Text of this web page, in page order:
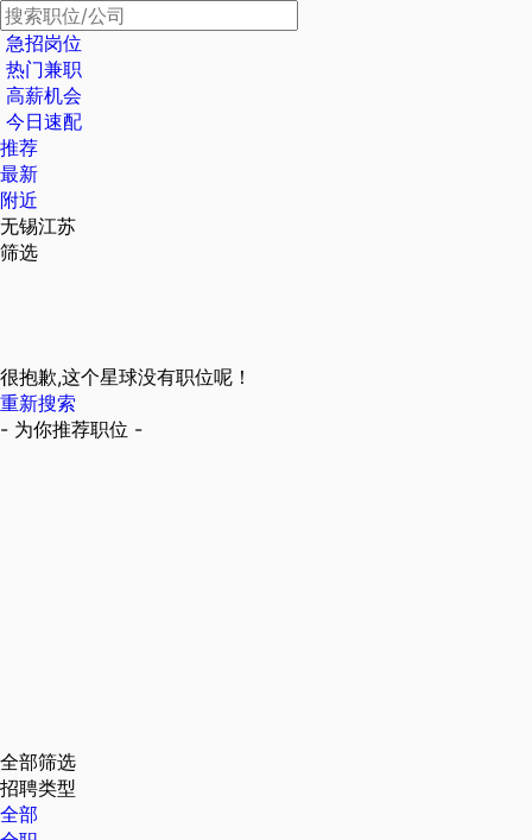
急招岗位
热门兼职
高薪机会
今日速配
推荐
最新
附近
无锡江苏
筛选
很抱歉,这个星球没有职位呢！
重新搜索
- 为你推荐职位 -
全部筛选
招聘类型
全部